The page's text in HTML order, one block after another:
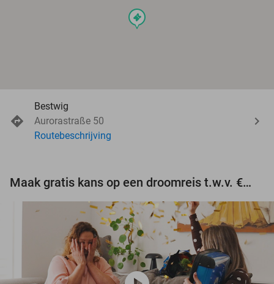
events
Bestwig
Aurorastraße 50
Routebeschrijving
Maak gratis kans op een droomreis t.w.v. €3.000!